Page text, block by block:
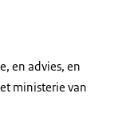
en advies, en
ministerie van